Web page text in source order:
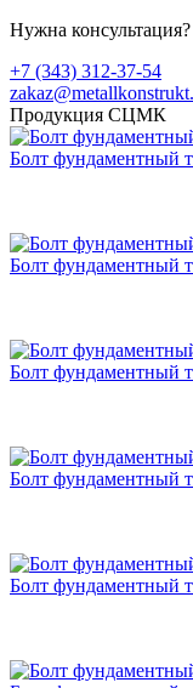
Нужна консультация?
+7 (343) 312-37-54
Продукция СЦМК
Болт фундаментный
Болт фундаментный
Болт фундаментный
Болт фундаментный
Болт фундаментный